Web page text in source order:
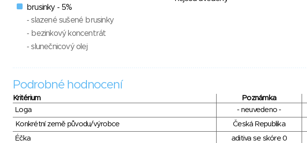
brusinky - 5%
- slazené sušené brusinky
- bezinkový koncentrát
- slunečnicový olej
Podrobné hodnocení
Kritérium Poznámka
Loga
- neuvedeno -
Konkrétní země původu/výrobce
Česká Republika
Éčka
aditiva se skóre 0